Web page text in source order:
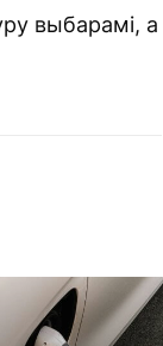
выбарамі, а